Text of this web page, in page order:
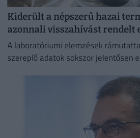
Kiderült a népszerű hazai
azonnali visszahívást rendelt
A laboratóriumi elemzések
szereplő adatok sokszor jelentősen